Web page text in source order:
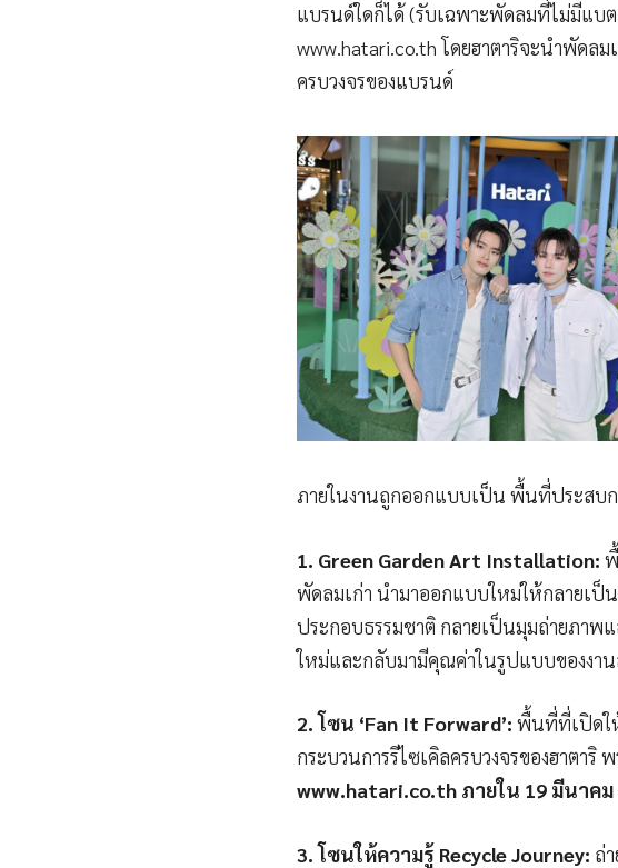
แบรนด์ใดก็ได้ (รับเฉพาะพัดลมที่ไม่มีแบ
www.hatari.co.th โดยฮาตาริจะนำพัดล
ครบวงจรของแบรนด์
ภายในงานถูกออกแบบเป็น พื้นที่ประสบก
1. Green Garden Art Installation:
พัดลมเก่า นำมาออกแบบใหม่ให้กลายเ
ประกอบธรรมชาติ กลายเป็นมุมถ่ายภา
ใหม่และกลับมามีคุณค่าในรูปแบบของงาน
2.โซน ‘Fan It Forward’: พื้นที่ที่เปิดใ
กระบวนการรีไซเคิลครบวงจรของฮาตาริ
www.hatari.co.th ภายใน 19 มีนาคม
3. โซนให้ความรู้ Recycle Journey: ถ่